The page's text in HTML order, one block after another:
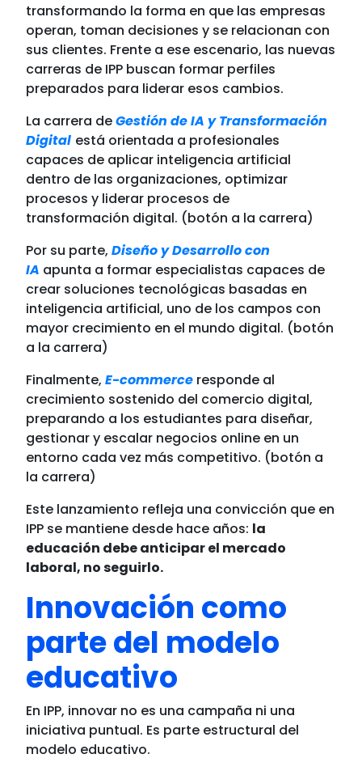
transformando la forma en que las empresas
operan, toman decisiones y se relacionan con
sus clientes. Frente a ese escenario, las nuevas
carreras de IPP buscan formar perfiles
preparados para liderar esos cambios.
La carrera deGestión de IA y Transformación
Digital está orientada a profesionales
capaces de aplicar inteligencia artificial
dentro de las organizaciones, optimizar
procesos y liderar procesos de
transformación digital. (botón a la carrera)
Por su parte,Diseño y Desarrollo con
IA apunta a formar especialistas capaces de
crear soluciones tecnológicas basadas en
inteligencia artificial, uno de los campos con
mayor crecimiento en el mundo digital. (botón
a la carrera)
Finalmente,E-commerce responde al
crecimiento sostenido del comercio digital,
preparando a los estudiantes para diseñar,
gestionar y escalar negocios online en un
entorno cada vez más competitivo. (botón a
la carrera)
Este lanzamiento refleja una convicción que en
IPP se mantiene desde hace años: la
educación debe anticipar el mercado
laboral, no seguirlo.
Innovación como
parte del modelo
educativo
En IPP, innovar no es una campaña ni una
iniciativa puntual. Es parte estructural del
modelo educativo.